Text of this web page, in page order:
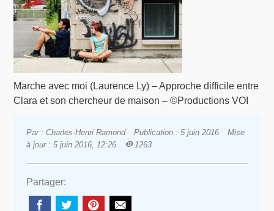
Marche avec moi (Laurence Ly) – Approche difficile entre
Clara et son chercheur de maison – ©Productions VOI
Par : Charles-Henri Ramond Publication : 5 juin 2016
Mise
à jour : 5 juin 2016, 12:26
1263
Partager: